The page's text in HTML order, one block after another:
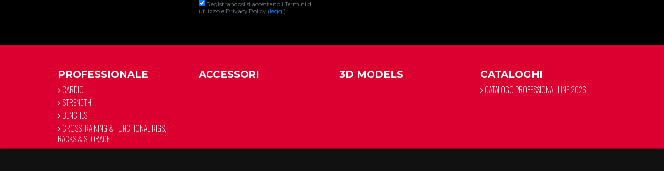
Registrandosi si accettano i Termini di
utilizzo e Privacy Policy (leggi)
PROFESSIONALE
CARDIO
STRENGTH
BENCHES
CROSSTRAINING & FUNCTIONAL RIGS,
RACKS & STORAGE
ACCESSORI 3D MODELS
CATALOGHI
CATALOGO PROFESSIONAL LINE 2026